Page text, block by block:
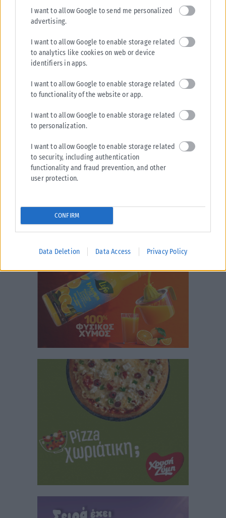
I want to allow Google to send me personalized
advertising.
I want to allow Google to enable storage related
to analytics like cookies on web or device
identifiers in apps.
I want to allow Google to enable storage related
to functionality of the website or app.
I want to allow Google to enable storage related
to personalization.
I want to allow Google to enable storage related
to security, including authentication
functionality and fraud prevention, and other
user protection.
CONFIRM
Data Deletion Data Access Privacy Policy
Το τελευταίο «αντίο» στον Λάκη Χαλκιά
Συγγενείς, φίλοι και άνθρωποι του καλλιτεχνικού χώρου
τελέστηκε η εξόδιος ακολουθία...
KARFITSANEWS